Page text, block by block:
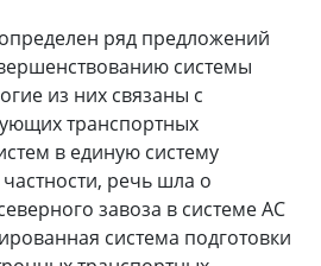
ряд предложений
системы
из них связаны с
транспортных
в единую систему
речь шла о
завоза в системе АС
система подготовки